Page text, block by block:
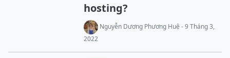
hosting?
Nguyễn Dương Phương Huệ - 9 Tháng 3,
2022